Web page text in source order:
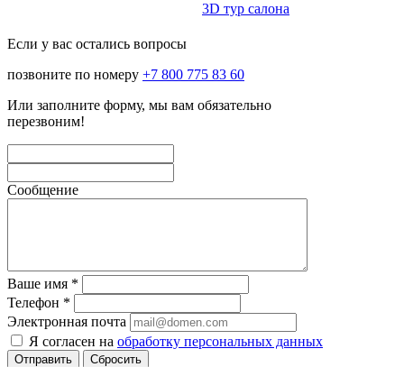
3D тур салона
Если у вас остались вопросы
позвоните по номеру +7 800 775 83 60
Или заполните форму, мы вам обязательно
перезвоним!
Сообщение
Ваше имя *
Телефон *
Электронная почта
Я согласен на обработку персональных данных
Отправить Сбросить